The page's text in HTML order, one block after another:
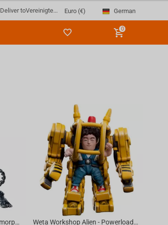
Deliver toVereinigte... Euro (€) German
0
Weta Workshop Alien - Xenomorph Figure Mini Epics Weta Workshop Alien - Powerloader Figure Micro Epic